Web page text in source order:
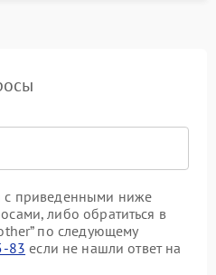
с приведенными ниже
либо обратиться в
по следующему
83 если не нашли ответ на